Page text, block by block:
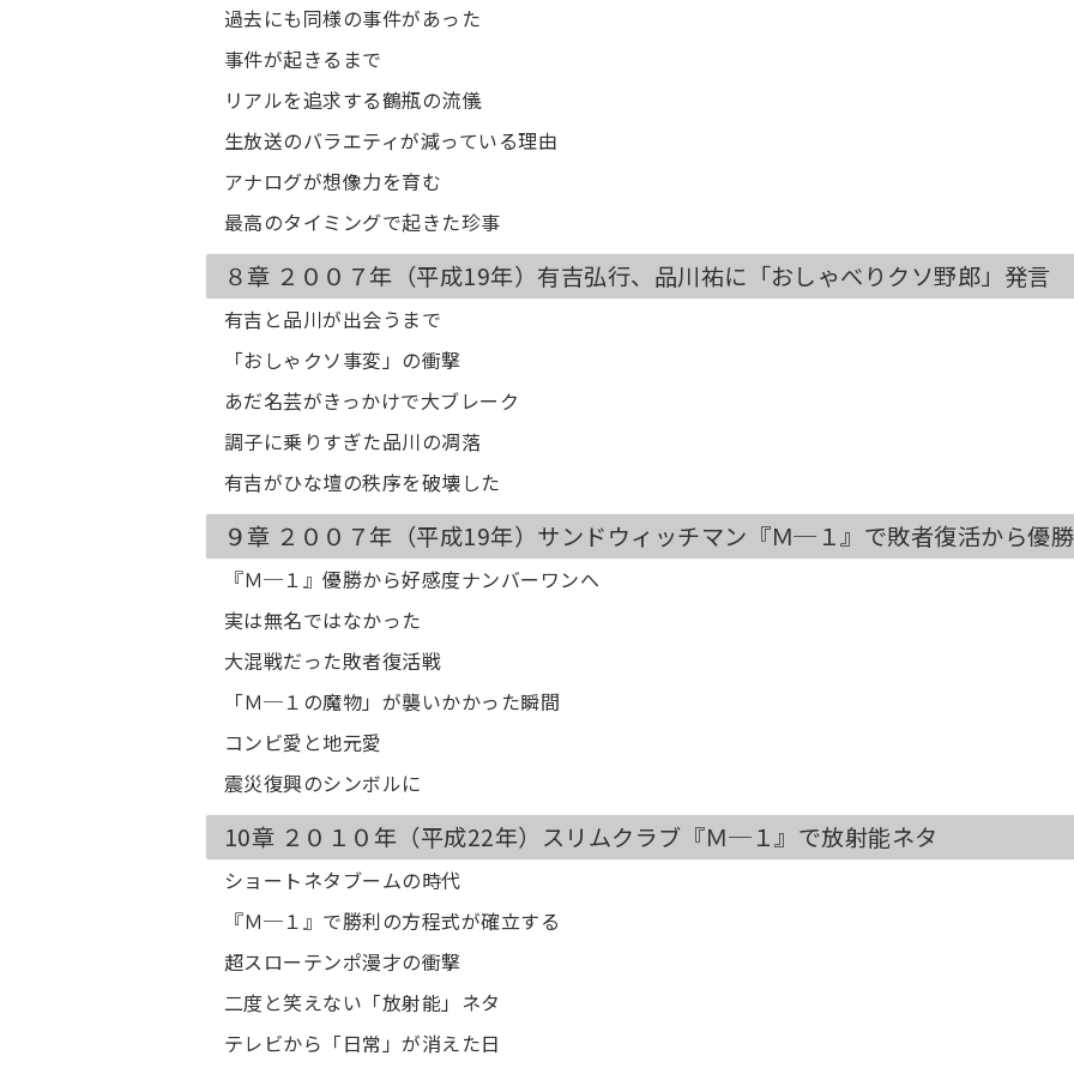
過去にも同様の事件があった
事件が起きるまで
リアルを追求する鶴瓶の流儀
生放送のバラエティが減っている理由
アナログが想像力を育む
最高のタイミングで起きた珍事
８章 ２００７年（平成19年）有吉弘行、品川祐に「おしゃべりクソ野郎」発言
有吉と品川が出会うまで
「おしゃクソ事変」の衝撃
あだ名芸がきっかけで大ブレーク
調子に乗りすぎた品川の凋落
有吉がひな壇の秩序を破壊した
９章 ２００７年（平成19年）サンドウィッチマン『Ｍ─１』で敗者復活から優勝
『Ｍ─１』優勝から好感度ナンバーワンへ
実は無名ではなかった
大混戦だった敗者復活戦
「Ｍ─１の魔物」が襲いかかった瞬間
コンビ愛と地元愛
震災復興のシンボルに
10章 ２０１０年（平成22年）スリムクラブ『Ｍ─１』で放射能ネタ
ショートネタブームの時代
『Ｍ─１』で勝利の方程式が確立する
超スローテンポ漫才の衝撃
二度と笑えない「放射能」ネタ
テレビから「日常」が消えた日